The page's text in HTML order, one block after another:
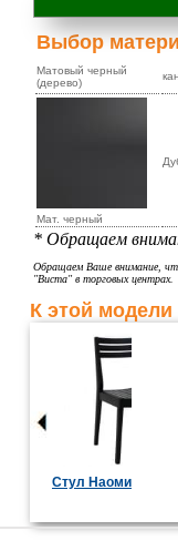
Выбор
Матовый черный
(дерево)
Мат. черный
* Обращаем
Обращаем Ваше внимание,
"Виста" в торговых центрах.
К этой
Стул Наоми